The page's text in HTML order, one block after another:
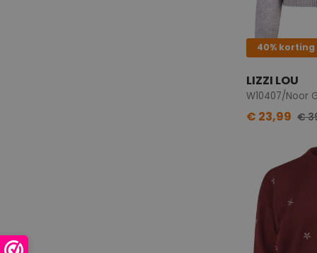
40% korting
LIZZI LOU
W10407/Noor
€ 23,99 €